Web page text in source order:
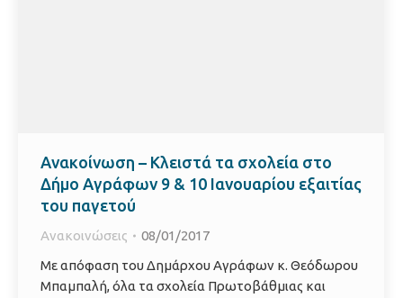
Ανακοίνωση – Κλειστά τα σχολεία στο
Δήμο Αγράφων 9 & 10 Ιανουαρίου εξαιτίας
του παγετού
Ανακοινώσεις
08/01/2017
Με απόφαση του Δημάρχου Αγράφων κ. Θεόδωρου
Μπαμπαλή, όλα τα σχολεία Πρωτοβάθμιας και